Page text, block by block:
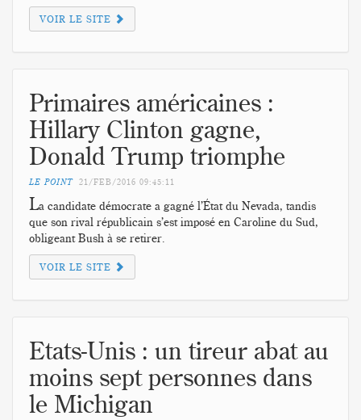
VOIR LE SITE
Primaires américaines :
Hillary Clinton gagne,
Donald Trump triomphe
LE POINT 21/FEB/2016 09:45:11
La candidate démocrate a gagné l’État du Nevada, tandis
que son rival républicain s’est imposé en Caroline du Sud,
obligeant Bush à se retirer.
VOIR LE SITE
Etats-Unis : un tireur abat au
moins sept personnes dans
le Michigan